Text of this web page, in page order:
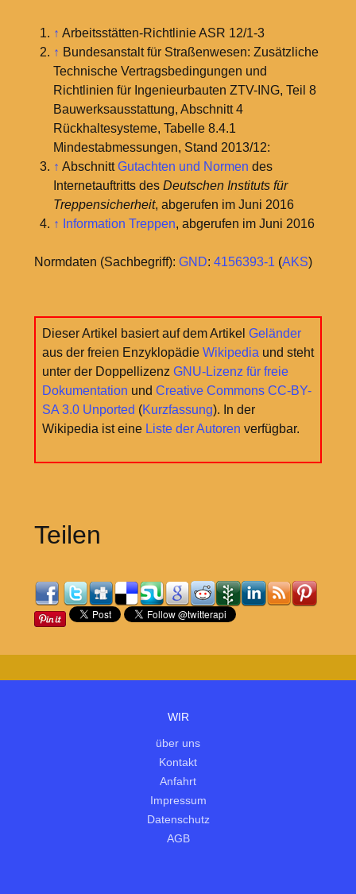
↑ Arbeitsstätten-Richtlinie ASR 12/1-3
↑ Bundesanstalt für Straßenwesen: Zusätzliche
Technische Vertragsbedingungen und
Richtlinien für Ingenieurbauten ZTV-ING, Teil 8
Bauwerksausstattung, Abschnitt 4
Rückhaltesysteme, Tabelle 8.4.1
Mindestabmessungen, Stand 2013/12:
↑ AbschnittGutachten und Normen des
Internetauftritts des Deutschen Instituts für
Treppensicherheit, abgerufen im Juni 2016
↑
Information Treppen, abgerufen im Juni 2016
Normdaten (Sachbegriff): GND: 4156393-1 (AKS)
Dieser Artikel basiert auf dem Artikel Geländer
aus der freien Enzyklopädie Wikipedia und steht
unter der Doppellizenz GNU-Lizenz für freie
Dokumentation und Creative Commons CC-BY-
SA 3.0 Unported (Kurzfassung). In der
Wikipedia ist eine Liste der Autoren verfügbar.
Teilen
WIR
über uns
Kontakt
Anfahrt
Impressum
Datenschutz
AGB